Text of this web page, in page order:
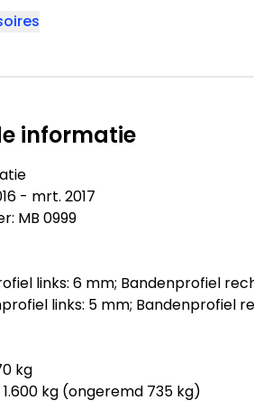
informatie
- mrt. 2017
MB 0999
links: 6 mm; Bandenprofiel
links: 5 mm; Bandenprofiel
kg
kg (ongeremd 735 kg)